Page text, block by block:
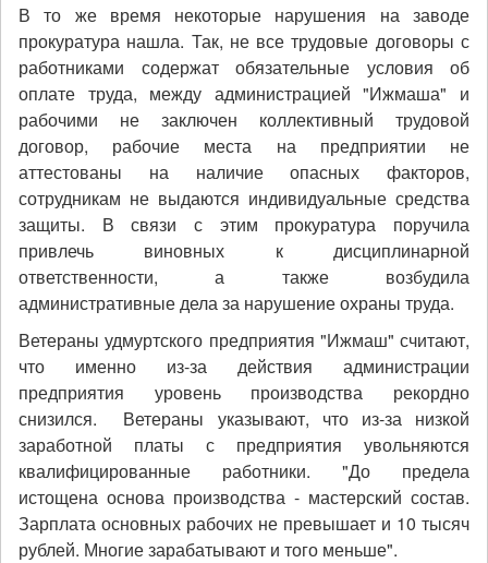
В то же время некоторые нарушения на заводе
прокуратура нашла. Так, не все трудовые договоры с
работниками содержат обязательные условия об
оплате труда, между администрацией "Ижмаша" и
рабочими не заключен коллективный трудовой
договор, рабочие места на предприятии не
аттестованы на наличие опасных факторов,
сотрудникам не выдаются индивидуальные средства
защиты. В связи с этим прокуратура поручила
привлечь виновных к дисциплинарной
ответственности, а также возбудила
административные дела за нарушение охраны труда.
Ветераны удмуртского предприятия "Ижмаш" считают,
что именно из-за действия администрации
предприятия уровень производства рекордно
снизился. Ветераны указывают, что из-за низкой
заработной платы с предприятия увольняются
квалифицированные работники. "До предела
истощена основа производства - мастерский состав.
Зарплата основных рабочих не превышает и 10 тысяч
рублей. Многие зарабатывают и того меньше".